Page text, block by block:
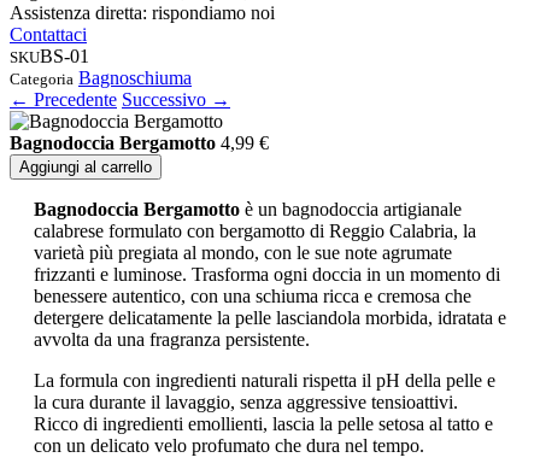
Assistenza diretta: rispondiamo noi
Contattaci
SKUBS-01
Categoria Bagnoschiuma
← Precedente Successivo →
Bagnodoccia Bergamotto 4,99 €
Aggiungi al carrello
Bagnodoccia Bergamotto è un bagnodoccia artigianale
calabrese formulato con bergamotto di Reggio Calabria, la
varietà più pregiata al mondo, con le sue note agrumate
frizzanti e luminose. Trasforma ogni doccia in un momento di
benessere autentico, con una schiuma ricca e cremosa che
detergere delicatamente la pelle lasciandola morbida, idratata e
avvolta da una fragranza persistente.
La formula con ingredienti naturali rispetta il pH della pelle e
la cura durante il lavaggio, senza aggressive tensioattivi.
Ricco di ingredienti emollienti, lascia la pelle setosa al tatto e
con un delicato velo profumato che dura nel tempo.